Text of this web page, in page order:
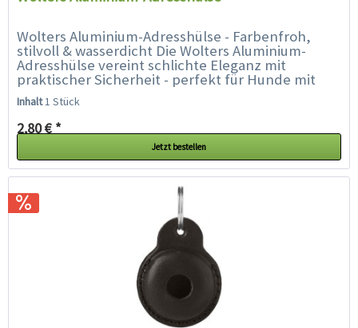
Wolters Aluminium-Adresshülse - Farbenfroh,
stilvoll & wasserdicht Die Wolters Aluminium-
Adresshülse vereint schlichte Eleganz mit
praktischer Sicherheit - perfekt für Hunde mit
Stil. Ob Prinz oder Prinzessin,...
Inhalt1 Stück
2,80 € *
Jetzt bestellen